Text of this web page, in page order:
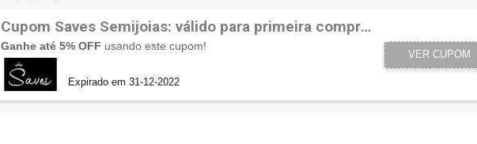
Cupom Saves Semijoias: válido para primeira compra
no site.
Ganhe até 5% OFF usando este cupom!
Expirado em 31-12-2022
VER CUPOM